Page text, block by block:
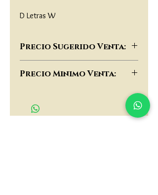
D Letras W
Precio Sugerido Venta:
Precio Minimo Venta: